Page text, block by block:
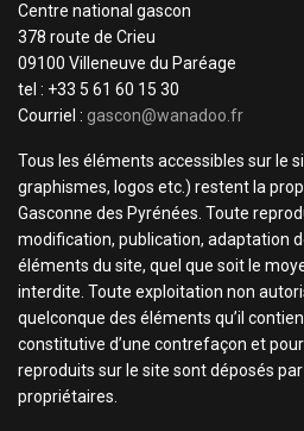
Centre national gascon
378 route de Crieu
09100 Villeneuve du Paréage
tel : +33 5 61 60 15 30
Courriel : gascon@wanadoo.fr
Tous les éléments accessibles sur le
graphismes, logos etc.) restent la
Gasconne des Pyrénées. Toute
modification, publication, adaptation
éléments du site, quel que soit le
interdite. Toute exploitation non
quelconque des éléments qu’il
constitutive d’une contrefaçon et
reproduits sur le site sont déposés
propriétaires.